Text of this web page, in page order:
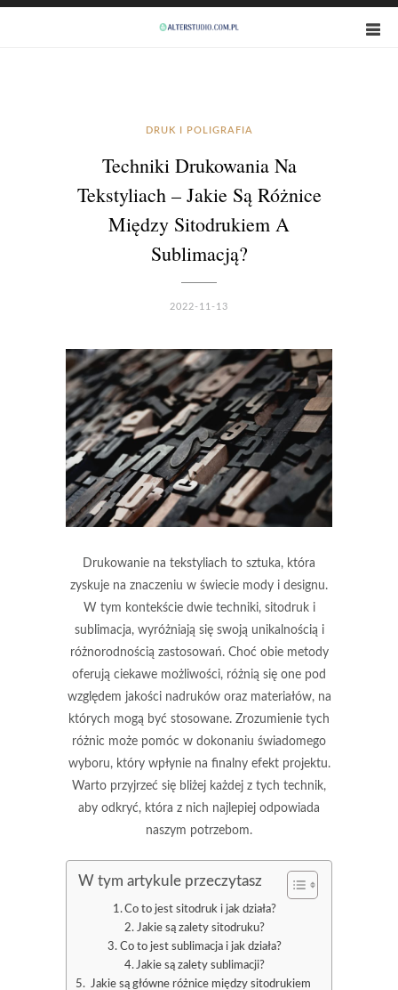
DRUK I POLIGRAFIA
Techniki Drukowania Na
Tekstyliach – Jakie Są Różnice
Między Sitodrukiem A
Sublimacją?
2022-11-13
Drukowanie na tekstyliach to sztuka, która
zyskuje na znaczeniu w świecie mody i designu.
W tym kontekście dwie techniki, sitodruk i
sublimacja, wyróżniają się swoją unikalnością i
różnorodnością zastosowań. Choć obie metody
oferują ciekawe możliwości, różnią się one pod
względem jakości nadruków oraz materiałów, na
których mogą być stosowane. Zrozumienie tych
różnic może pomóc w dokonaniu świadomego
wyboru, który wpłynie na finalny efekt projektu.
Warto przyjrzeć się bliżej każdej z tych technik,
aby odkryć, która z nich najlepiej odpowiada
naszym potrzebom.
W tym artykule przeczytasz
Co to jest sitodruk i jak działa?
Jakie są zalety sitodruku?
Co to jest sublimacja i jak działa?
Jakie są zalety sublimacji?
Jakie są główne różnice między sitodrukiem